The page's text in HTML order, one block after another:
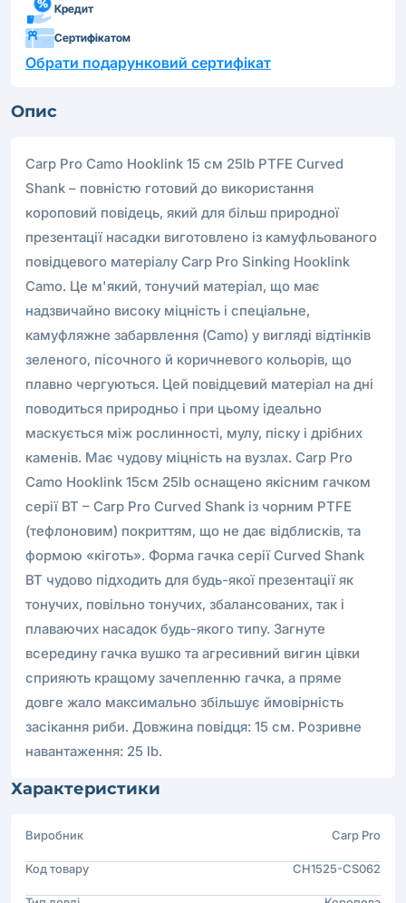
Кредит
Сертифікатом
Обрати подарунковий сертифікат
Опис
Carp Pro Camo Hooklink 15 см 25lb PTFE Curved
Shank – повністю готовий до використання
короповий повідець, який для більш природної
презентації насадки виготовлено із камуфльованого
повідцевого матеріалу Carp Pro Sinking Hooklink
Camo. Це м'який, тонучий матеріал, що має
надзвичайно високу міцність і спеціальне,
камуфляжне забарвлення (Camo) у вигляді відтінків
зеленого, пісочного й коричневого кольорів, що
плавно чергуються. Цей повідцевий матеріал на дні
поводиться природньо і при цьому ідеально
маскується між рослинності, мулу, піску і дрібних
каменів. Має чудову міцність на вузлах. Carp Pro
Camo Hooklink 15см 25lb оснащено якісним гачком
серії BT – Carp Pro Curved Shank із чорним PTFE
(тефлоновим) покриттям, що не дає відблисків, та
формою «кіготь». Форма гачка серії Curved Shank
BT чудово підходить для будь-якої презентації як
тонучих, повільно тонучих, збалансованих, так і
плаваючих насадок будь-якого типу. Загнуте
всередину гачка вушко та агресивний вигин цівки
сприяють кращому зачепленню гачка, а пряме
довге жало максимально збільшує ймовірність
засікання риби. Довжина повідця: 15 см. Розривне
навантаження: 25 lb.
Характеристики
Виробник Carp Pro
Код товару CH1525-CS062